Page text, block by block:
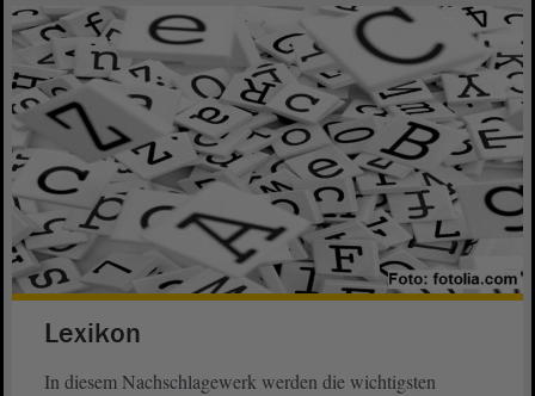
Lexikon
In diesem Nachschlagewerk werden die wichtigsten